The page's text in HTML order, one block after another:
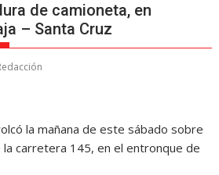
de camioneta, en
– Santa Cruz
la mañana de este sábado sobre
carretera 145, en el entronque de